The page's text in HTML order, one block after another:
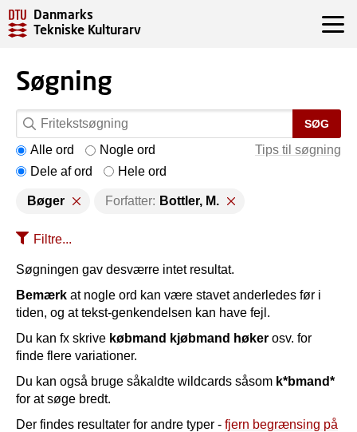
Danmarks
Tekniske Kulturarv
Søgning
SØG
Tips til søgning
Alle ord
Nogle ord
Dele af ord
Hele ord
Bøger Forfatter: Bottler, M.
Filtre...
Søgningen gav desværre intet resultat.
Bemærk at nogle ord kan være stavet anderledes før i
tiden, og at tekst-genkendelsen kan have fejl.
Du kan fx skrive købmand kjøbmand høker osv. for
finde flere variationer.
Du kan også bruge såkaldte wildcards såsom k*bmand*
for at søge bredt.
Der findes resultater for andre typer - fjern begrænsing på